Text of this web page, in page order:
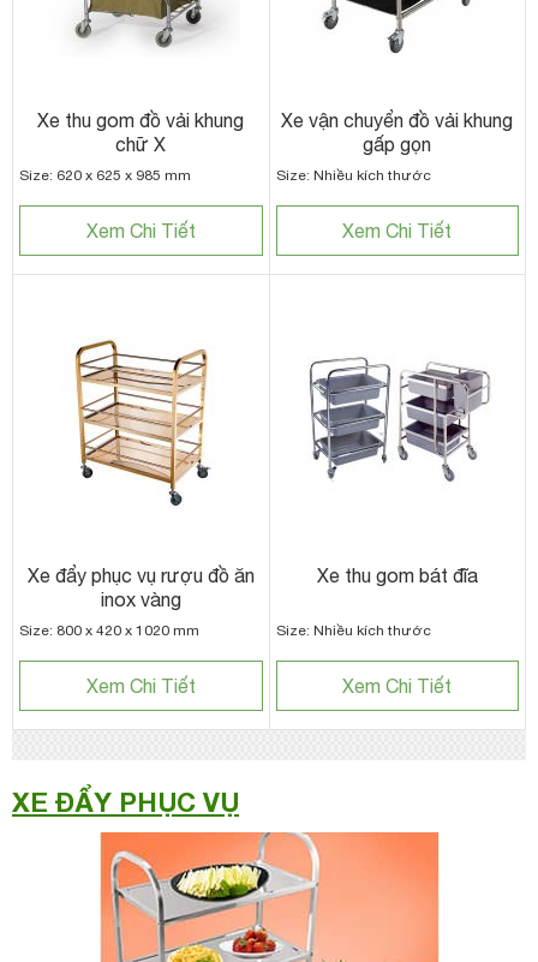
Xe thu gom đồ vải khung
chữ X
Size: 620 x 625 x 985 mm
Xem Chi Tiết
Xe vận chuyển đồ vải khung
gấp gọn
Size: Nhiều kích thước
Xem Chi Tiết
Xe đẩy phục vụ rượu đồ ăn
inox vàng
Size: 800 x 420 x 1020 mm
Xem Chi Tiết
Xe thu gom bát đĩa
Size: Nhiều kích thước
Xem Chi Tiết
XE ĐẨY PHỤC VỤ